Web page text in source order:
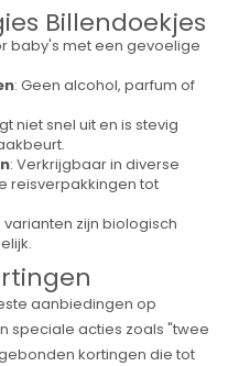
Billendoekjes
baby's met een gevoelige
: Geen alcohol, parfum of
niet snel uit en is stevig
: Verkrijgbaar in diverse
reisverpakkingen tot
varianten zijn biologisch
aanbiedingen op
speciale acties zoals "twee
kortingen die tot